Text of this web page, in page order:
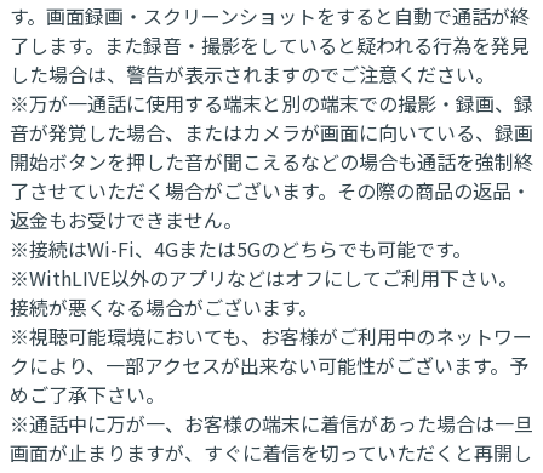
す。画面録画・スクリーンショットをすると自動で通話が終
了します。また録音・撮影をしていると疑われる行為を発見
した場合は、警告が表示されますのでご注意ください。
※万が一通話に使用する端末と別の端末での撮影・録画、録
音が発覚した場合、またはカメラが画面に向いている、録画
開始ボタンを押した音が聞こえるなどの場合も通話を強制終
了させていただく場合がございます。その際の商品の返品・
返金もお受けできません。
※接続はWi-Fi、4Gまたは5Gのどちらでも可能です。
※WithLIVE以外のアプリなどはオフにしてご利用下さい。
接続が悪くなる場合がございます。
※視聴可能環境においても、お客様がご利用中のネットワー
クにより、一部アクセスが出来ない可能性がございます。予
めご了承下さい。
※通話中に万が一、お客様の端末に着信があった場合は一旦
画面が止まりますが、すぐに着信を切っていただくと再開し